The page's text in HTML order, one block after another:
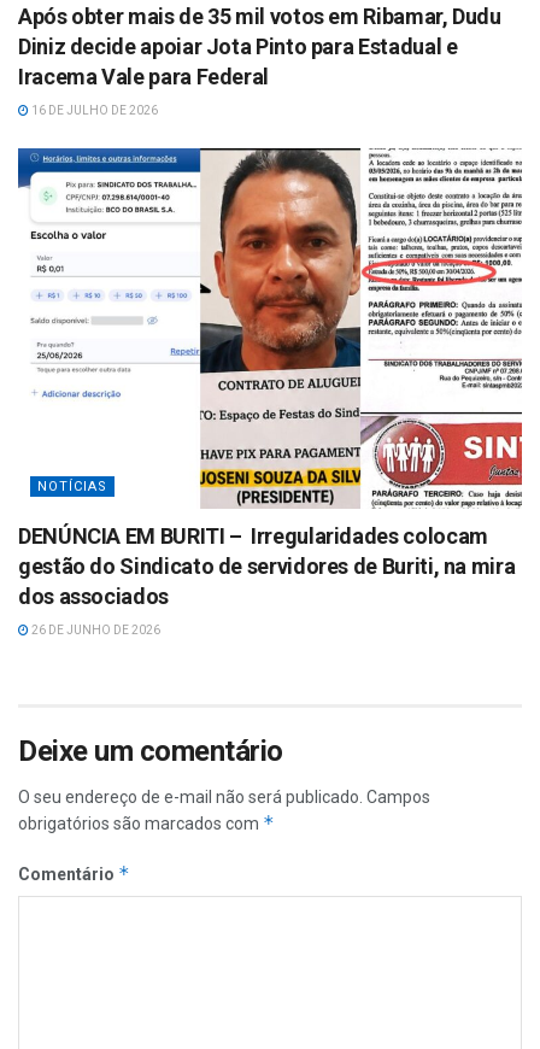
Após obter mais de 35 mil votos em Ribamar, Dudu
Diniz decide apoiar Jota Pinto para Estadual e
Iracema Vale para Federal
16 DE JULHO DE 2026
NOTÍCIAS
DENÚNCIA EM BURITI – Irregularidades colocam
gestão do Sindicato de servidores de Buriti, na mira
dos associados
26 DE JUNHO DE 2026
Deixe um comentário
O seu endereço de e-mail não será publicado. Campos
obrigatórios são marcados com *
Comentário *